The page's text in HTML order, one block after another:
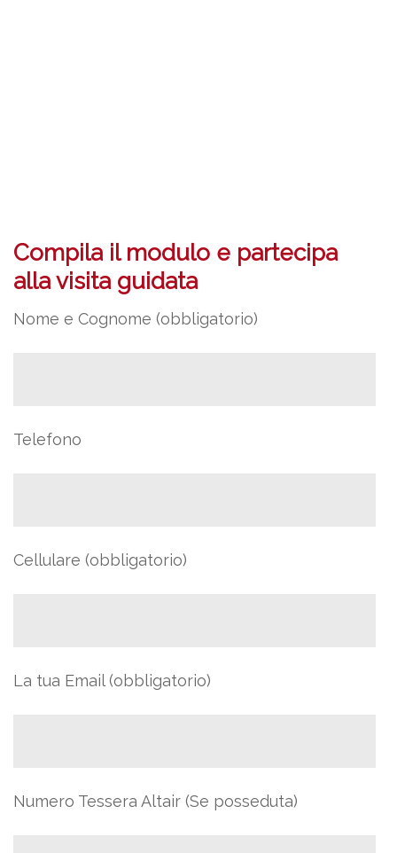
Compila il modulo e partecipa
alla visita guidata
Nome e Cognome (obbligatorio)
Telefono
Cellulare (obbligatorio)
La tua Email (obbligatorio)
Numero Tessera Altair (Se posseduta)